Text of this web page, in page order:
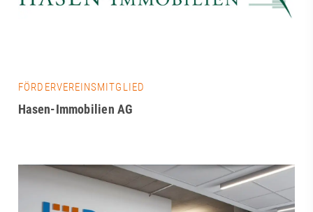
FÖRDERVEREINSMITGLIED
Hasen-Immobilien AG